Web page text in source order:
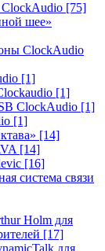
[75]
шее»
ClockAudio
[1]
[1]
ClockAudio [1]
[1]
[14]
[14]
[16]
система связи
Holm для
[17]
для